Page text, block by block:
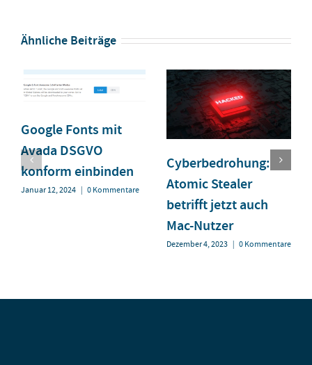
Ähnliche Beiträge
Google Fonts mit
Avada DSGVO
konform einbinden
Januar 12, 2024 | 0 Kommentare
Cyberbedrohung:
Atomic Stealer
betrifft jetzt auch
Mac-Nutzer
Dezember 4, 2023 | 0 Kommentare